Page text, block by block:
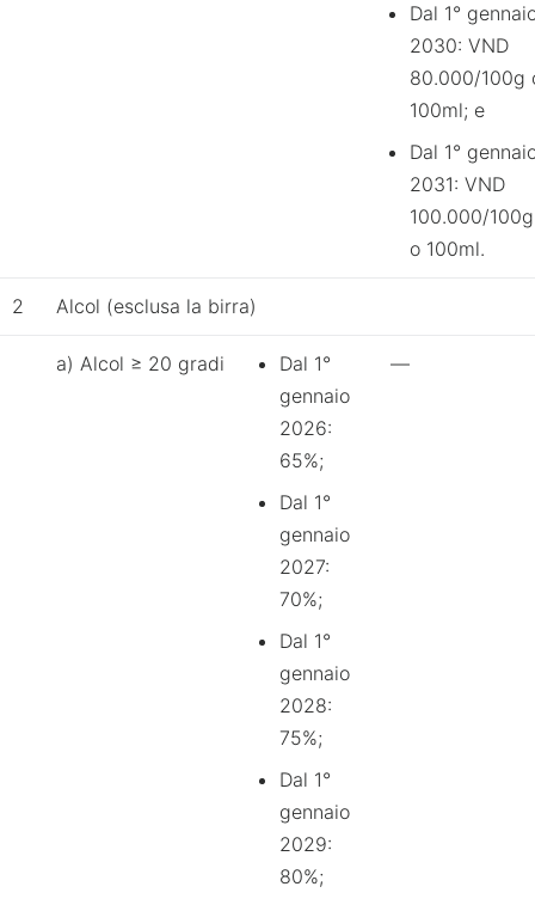
Dal 1°
2030: VND
80.000/100g
100ml; e
Dal 1°
2031: VND
100.000/100g
o 100ml.
2 Alcol (esclusa la birra)
a) Alcol ≥ 20 gradi
Dal 1°
gennaio
2026:
65%;
Dal 1°
gennaio
2027:
70%;
Dal 1°
gennaio
2028:
75%;
Dal 1°
gennaio
2029:
80%;
—